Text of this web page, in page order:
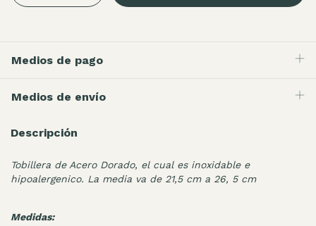
Medios de pago
Medios de envío
Descripción
Tobillera de Acero Dorado, el cual es inoxidable e
hipoalergenico. La media va de 21,5 cm a 26, 5 cm
Medidas: